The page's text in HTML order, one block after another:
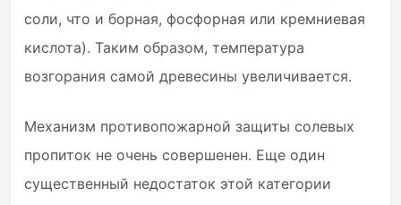
соли, что и борная, фосфорная или кремниевая
кислота). Таким образом, температура
возгорания самой древесины увеличивается.
Механизм противопожарной защиты солевых
пропиток не очень совершенен. Еще один
существенный недостаток этой категории